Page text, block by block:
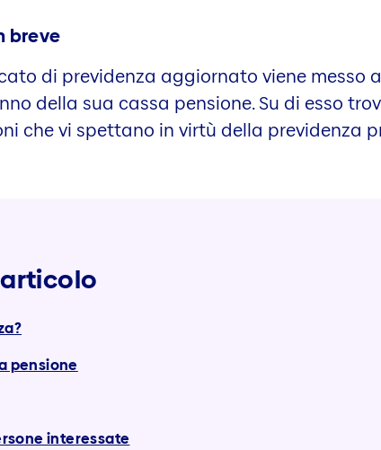
breve
di previdenza aggiornato viene messo
della sua cassa pensione. Su di esso
che vi spettano in virtù della previdenza
pensione
interessate